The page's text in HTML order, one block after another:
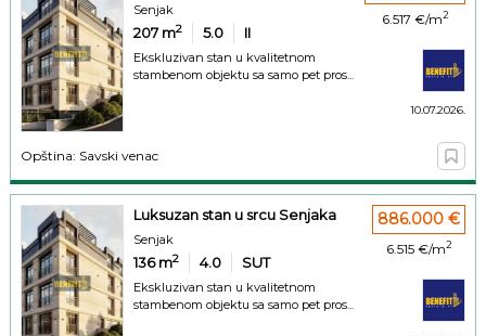
Senjak
207 m2 5.0 II
Ekskluzivan stan u kvalitetnom
stambenom objektu sa samo pet pros...
6.517 €/m2
10.07.2026.
Opština: Savski venac
Luksuzan stan u srcu Senjaka
Senjak
136m2 4.0 SUT
Ekskluzivan stan u kvalitetnom
stambenom objektu sa samo pet pros...
886.000 €
6.515 €/m2